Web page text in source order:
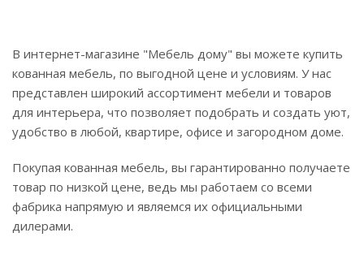
В интернет-магазине "Мебель дому" вы можете купить
кованная мебель, по выгодной цене и условиям. У нас
представлен широкий ассортимент мебели и товаров
для интерьера, что позволяет подобрать и создать уют,
удобство в любой, квартире, офисе и загородном доме.
Покупая кованная мебель, вы гарантированно получаете
товар по низкой цене, ведь мы работаем со всеми
фабрика напрямую и являемся их официальными
дилерами.